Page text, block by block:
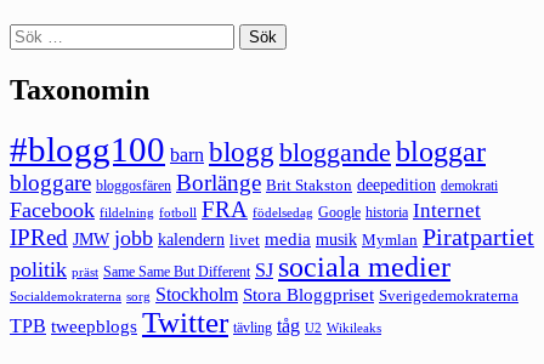
Sök
efter:
Taxonomin
#blogg100 barn blogg bloggande bloggar
bloggare bloggosfären Borlänge Brit Stakston deepedition demokrati
Facebook fildelning fotboll FRA födelsedag Google historia Internet
IPRed JMW jobb kalendern livet media musik Mymlan Piratpartiet
politik präst Same Same But Different SJ sociala medier
Socialdemokraterna sorg Stockholm Stora Bloggpriset Sverigedemokraterna
TPB tweepblogs Twitter tävling tåg U2 Wikileaks